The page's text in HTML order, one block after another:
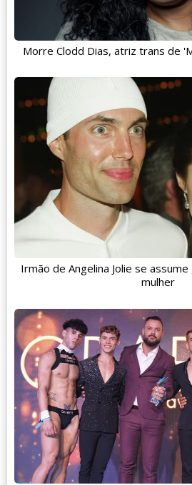
Morre Clodd Dias, atriz trans de
Irmão de Angelina Jolie se
mulher